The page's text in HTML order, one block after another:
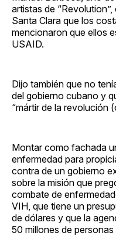
artistas de
Santa Clara que los
mencionaron que ellos
USAID.
Dijo también que no
del gobierno cubano y
“mártir de la revolución
Montar como fachada
enfermedad para
contra de un gobierno
sobre la misión que
combate de
VIH, que tiene un
de dólares y que la
50 millones de